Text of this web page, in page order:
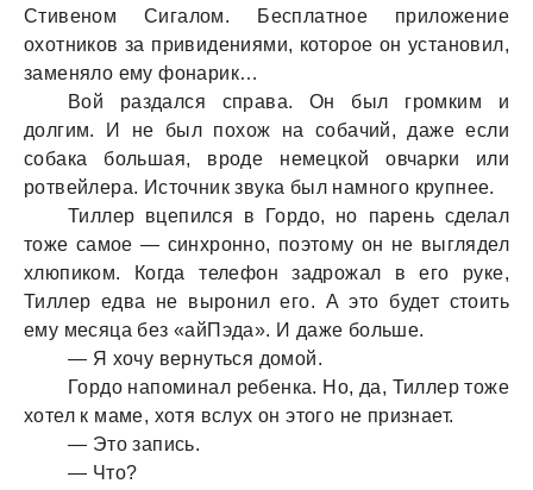
Стивеном Сигалом. Бесплатное приложение
охотников за привидениями, которое он установил,
заменяло ему фонарик…
Вой раздался справа. Он был громким и
долгим. И не был похож на собачий, даже если
собака большая, вроде немецкой овчарки или
ротвейлера. Источник звука был намного крупнее.
Тиллер вцепился в Гордо, но парень сделал
тоже самое — синхронно, поэтому он не выглядел
хлюпиком. Когда телефон задрожал в его руке,
Тиллер едва не выронил его. А это будет стоить
ему месяца без «айПэда». И даже больше.
— Я хочу вернуться домой.
Гордо напоминал ребенка. Но, да, Тиллер тоже
хотел к маме, хотя вслух он этого не признает.
— Это запись.
— Что?